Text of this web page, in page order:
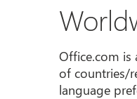
Office.com is
of countries/
language